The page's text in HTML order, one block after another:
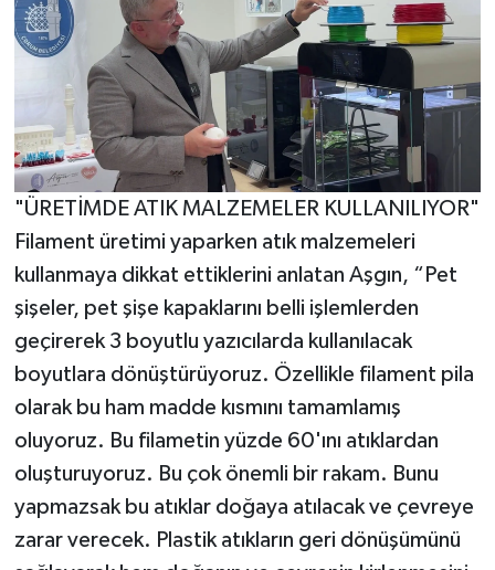
"ÜRETİMDE ATIK MALZEMELER KULLANILIYOR"
Filament üretimi yaparken atık malzemeleri
kullanmaya dikkat ettiklerini anlatan Aşgın, “Pet
şişeler, pet şişe kapaklarını belli işlemlerden
geçirerek 3 boyutlu yazıcılarda kullanılacak
boyutlara dönüştürüyoruz. Özellikle filament pila
olarak bu ham madde kısmını tamamlamış
oluyoruz. Bu filametin yüzde 60'ını atıklardan
oluşturuyoruz. Bu çok önemli bir rakam. Bunu
yapmazsak bu atıklar doğaya atılacak ve çevreye
zarar verecek. Plastik atıkların geri dönüşümünü